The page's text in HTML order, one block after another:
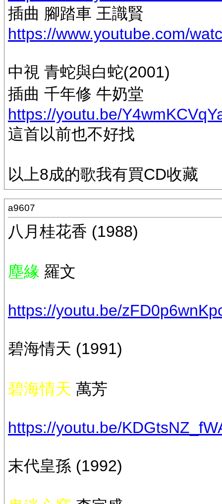
插曲 腳踏車 王識賢
https://www.youtube.com/
中視 青蛇與白蛇(2001)
插曲 千年修 牛奶堂
https://youtu.be/
這首以前也不好找
以上8成的歌我有買CD收藏
a9607
八月桂花香 (1988)
塵緣 羅文
https://youtu.be/
碧海情天 (1991)
碧海情天 萬芳
https://youtu.be/
末代皇孫 (1992)